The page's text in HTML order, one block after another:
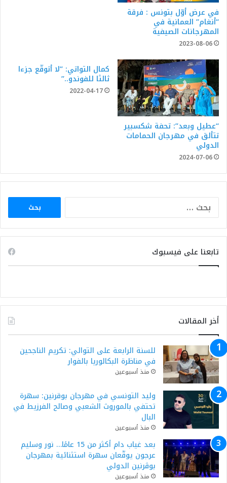
في عرض أوّل بتونس : فرقة
“أنغام” العمانية في
المهرجانات الصيفية
2023-08-06
“عطيل وبعد”: تحفة شكسبير
تتألق في مهرجان الحمامات
الدولي
2024-07-06
كمال التواتي: ”لا أتوقّع جزءا
ثالثا للفوندو..”
2022-04-17
البحث
تابعنا على فيسبوك
أخر المقالات
للسنة الرابعة على التوالي: تكريم الناجحين
في مناظرة البكالوريا بالفوار
منذ أسبوعين
وليد التونسي في مهرجان بوقرنين: سهرة
تحتفي بالموروث الشعبي وصالح الفرزيط في
البال
منذ أسبوعين
بعد غياب دام أكثر من 15 عامًا… نور وسليم
عرجون يوقّعان سهرة استثنائية بمهرجان
بوڨرنين الدولي
منذ أسبوعين